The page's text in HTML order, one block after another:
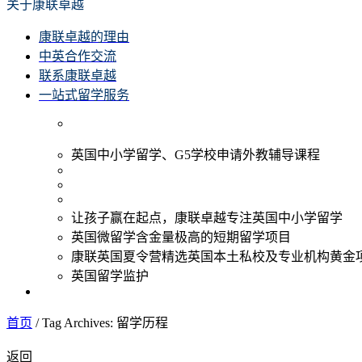
关于康联卓越
康联卓越的理由
中英合作交流
联系康联卓越
一站式留学服务
英国中小学留学、G5学校申请外教辅导课程
让孩子赢在起点，康联卓越专注英国中小学留学
英国微留学含金量极高的短期留学项目
康联英国夏令营精选英国本土私校及专业机构黄金
英国留学监护
首页 /Tag Archives: 留学历程
返回